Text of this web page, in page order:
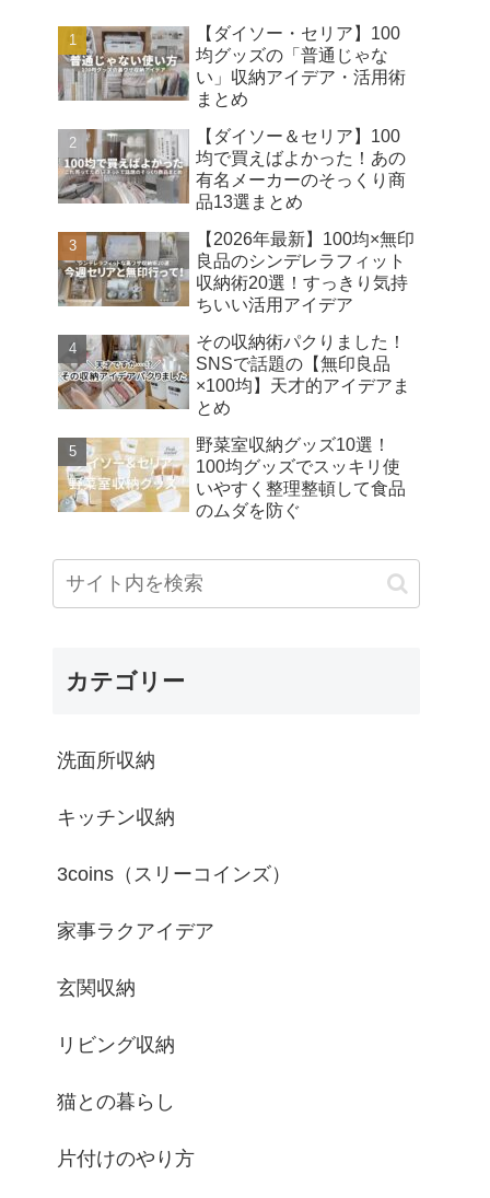
【ダイソー・セリア】100
均グッズの「普通じゃな
い」収納アイデア・活用術
まとめ
【ダイソー＆セリア】100
均で買えばよかった！あの
有名メーカーのそっくり商
品13選まとめ
【2026年最新】100均×無印
良品のシンデレラフィット
収納術20選！すっきり気持
ちいい活用アイデア
その収納術パクりました！
SNSで話題の【無印良品
×100均】天才的アイデアま
とめ
野菜室収納グッズ10選！
100均グッズでスッキリ使
いやすく整理整頓して食品
のムダを防ぐ
カテゴリー
洗面所収納
キッチン収納
3coins（スリーコインズ）
家事ラクアイデア
玄関収納
リビング収納
猫との暮らし
片付けのやり方